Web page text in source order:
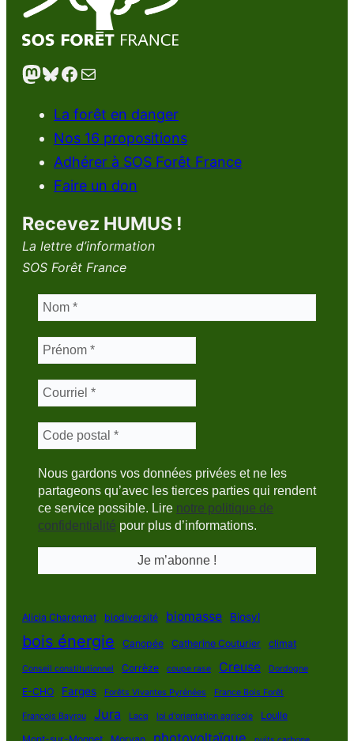
Mastodon Bluesky Facebook E-mail
La forêt en danger
Nos 16 propositions
Adhérer à SOS Forêt France
Faire un don
Recevez HUMUS !
La lettre d’information
SOS Forêt France
Nous gardons vos données privées et ne les
partageons qu’avec les tierces parties qui rendent
ce service possible. Lire notre politique de
confidentialité pour plus d’informations.
Alicia Charennat biodiversité biomasse Biosyl
bois énergie Canopée Catherine Couturier climat
Conseil constitutionnel Corrèze coupe rase Creuse Dordogne
E-CHO Farges Forêts Vivantes Pyrénées France Bois Forêt
François Bayrou Jura Lacq loi d'orientation agricole
Loulle